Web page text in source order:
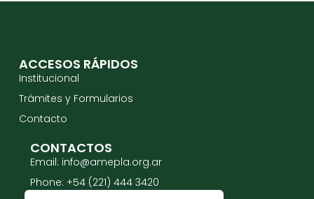
ACCESOS RÁPIDOS
Institucional
Trámites y Formularios
Contacto
CONTACTOS
Email: info@amepla.org.ar
Phone: +54 (221) 444 3420